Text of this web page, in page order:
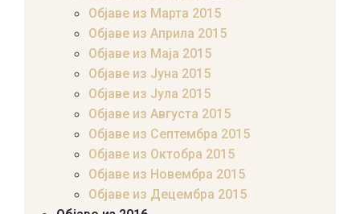
Објаве из Марта 2015
Објаве из Априла 2015
Објаве из Маја 2015
Објаве из Јуна 2015
Објаве из Јула 2015
Објаве из Августа 2015
Објаве из Септембра 2015
Објаве из Октобра 2015
Објаве из Новембра 2015
Објаве из Децембра 2015